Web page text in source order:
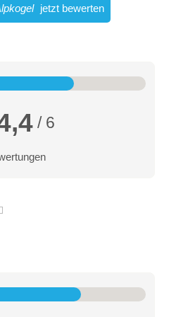
wir haben das perfekte Event
jetzt bewerten
/ 6